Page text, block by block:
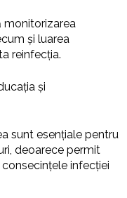
monitorizarea
și luarea
reinfecția.
și
sunt esențiale pentru
deoarece permit
infecției